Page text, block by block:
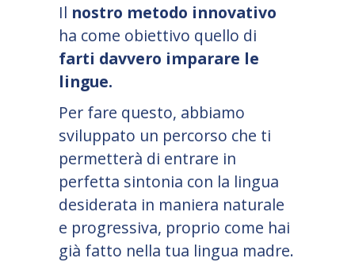
Il nostro metodo innovativo
ha come obiettivo quello di
farti davvero imparare le
lingue.
Per fare questo, abbiamo
sviluppato un percorso che ti
permetterà di entrare in
perfetta sintonia con la lingua
desiderata in maniera naturale
e progressiva, proprio come hai
già fatto nella tua lingua madre.